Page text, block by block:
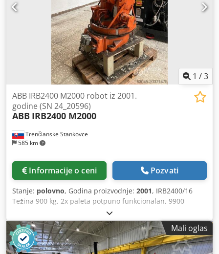
1 /3
Trenčianske Stankovce
585 km
ABB IRB2400 M2000 robot iz 2001.
godine (SN 24_20596)
ABB IRB2400 M2000
Informacije o ceni Pozvati
Stanje: polovno, Godina proizvodnje: 2001, IRB2400/16
Težina 900 kg, 2x paleta potpuno funkcionalan, 9900
radnih sati, kablovi, teachpendant, nosivost 16 kg, dohvat:
2,4 m Crjdpfxjxq Aaxs Amvsf
Mali oglas